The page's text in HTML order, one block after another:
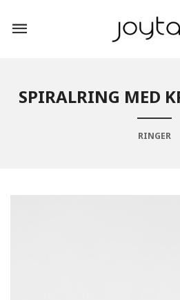
innholdet
SPIRALRING MED
RINGER